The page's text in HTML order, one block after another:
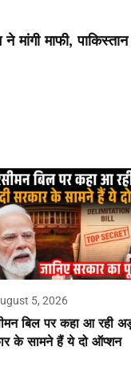
मांगी माफी,
5, 2026
बिल पर कहा आ रही
के सामने हैं ये दो ऑप्शन